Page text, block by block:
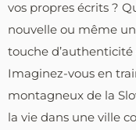
vos propres écrits ?
nouvelle ou même
touche
Imaginez-vous en
montagneux de la
la vie dans une ville